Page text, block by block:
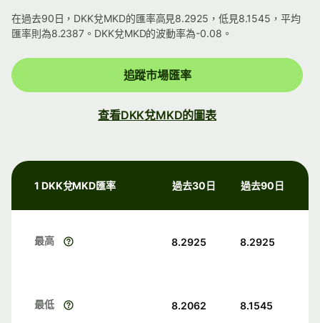
在過去90日，DKK兌MKD的匯率高見8.2925，低見8.1545，平均
匯率則為8.2387。DKK兌MKD的波動率為-0.08。
追蹤市場匯率
查看DKK兌MKD的圖表
1 DKK兌MKD匯率 過去30日 過去90日
最高 8.2925 8.2925
最低 8.2062 8.1545